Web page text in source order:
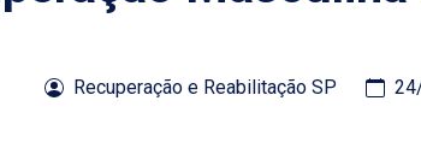
Recuperação e Reabilitação SP